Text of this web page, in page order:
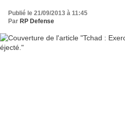
Publié le 21/09/2013 à 11:45
Par RP Defense